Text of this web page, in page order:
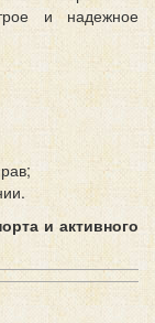
и надежное
и активного